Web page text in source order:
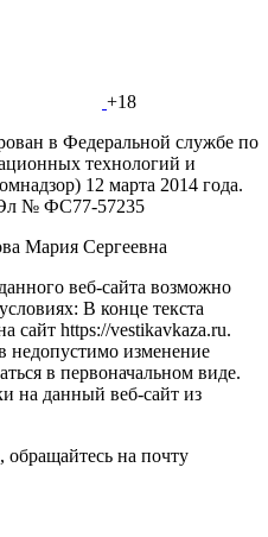
+18
в Федеральной службе по
технологий и
12 марта 2014 года.
Эл № ФС77-57235
Мария Сергеевна
веб-сайта возможно
В конце текста
сайт https://vestikavkaza.ru.
недопустимо изменение
в первоначальном виде.
на данный веб-сайт из
на почту